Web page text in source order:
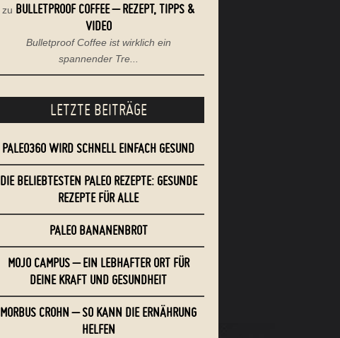
zu BULLETPROOF COFFEE – REZEPT, TIPPS &
VIDEO
Bulletproof Coffee ist wirklich ein
spannender Tre...
LETZTE BEITRÄGE
PALEO360 WIRD SCHNELL EINFACH GESUND
DIE BELIEBTESTEN PALEO REZEPTE: GESUNDE
REZEPTE FÜR ALLE
PALEO BANANENBROT
MOJO CAMPUS – EIN LEBHAFTER ORT FÜR
DEINE KRAFT UND GESUNDHEIT
MORBUS CROHN – SO KANN DIE ERNÄHRUNG
HELFEN